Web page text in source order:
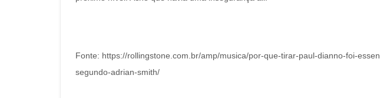
Fonte: https://rollingstone.com.br/amp/musica/por-que-tirar-paul-dianno-foi-
segundo-adrian-smith/